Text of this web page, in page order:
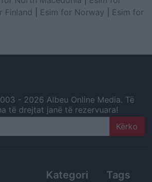
Finland Esim for Norway
Esim for
- 2026 Albeu Online Media. Të
të drejtat janë të rezervuara!
Kategori Tags